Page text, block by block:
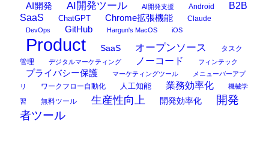
AI開発 AI開発ツール AI開発支援 Android
B2B
SaaS
ChatGPT Chrome拡張機能 Claude
DevOps GitHub Hargun's MacOS iOS
Product SaaS オープンソース
タスク
管理
デジタルマーケティング ノーコード フィンテック
プライバシー保護 マーケティングツール
メニューバーアプ
リ
ワークフロー自動化 人工知能 業務効率化 機械学
習 無料ツール 生産性向上 開発効率化
開発
者ツール